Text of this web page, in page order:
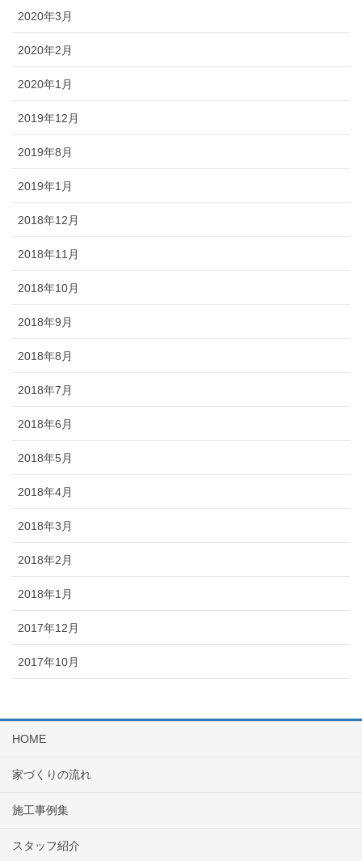
2020年3月
2020年2月
2020年1月
2019年12月
2019年8月
2019年1月
2018年12月
2018年11月
2018年10月
2018年9月
2018年8月
2018年7月
2018年6月
2018年5月
2018年4月
2018年3月
2018年2月
2018年1月
2017年12月
2017年10月
HOME
家づくりの流れ
施工事例集
スタッフ紹介